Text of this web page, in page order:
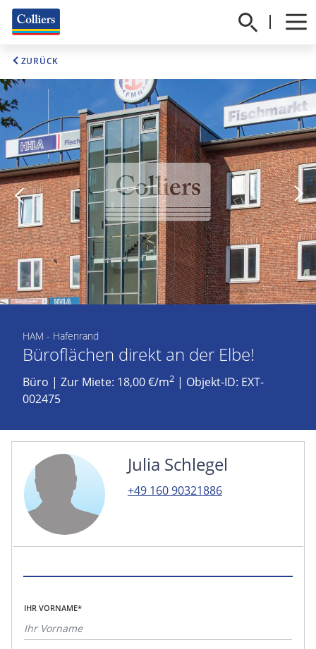
ZURÜCK
HAM - Hafenrand
Büroflächen direkt an der Elbe!
Büro | Zur Miete: 18,00 €/m2 | Objekt-ID: EXT-
002475
Julia Schlegel
+49 160 90321886
IHR VORNAME*